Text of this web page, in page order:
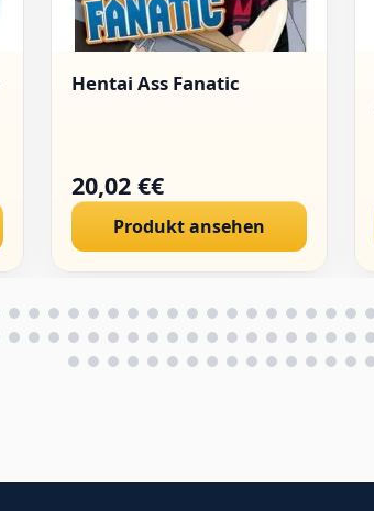
Hentai Ass Fanatic
20,02 €€
Produkt ansehen